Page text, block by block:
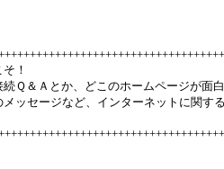
！
＆Ａとか、どこのホームページが面
ッセージなど、インターネットに関す